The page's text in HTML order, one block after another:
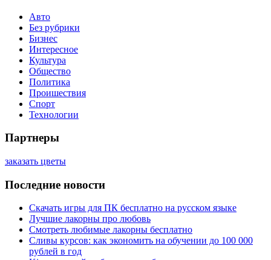
Авто
Без рубрики
Бизнес
Интересное
Культура
Общество
Политика
Проишествия
Спорт
Технологии
Партнеры
заказать цветы
Последние новости
Скачать игры для ПК бесплатно на русском языке
Лучшие лакорны про любовь
Смотреть любимые лакорны бесплатно
Сливы курсов: как экономить на обучении до 100 000
рублей в год